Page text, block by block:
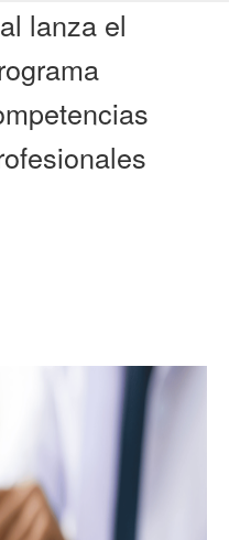
lanza el